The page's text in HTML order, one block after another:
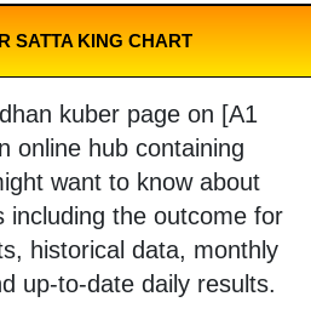
SATTA KING CHART
kuber page on [A1
online hub containing
want to know about
including the outcome for
historical data, monthly
up-to-date daily results.